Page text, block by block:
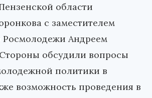
области
с заместителем
Росмолодежи Андреем
обсудили вопросы
политики в
возможность проведения в